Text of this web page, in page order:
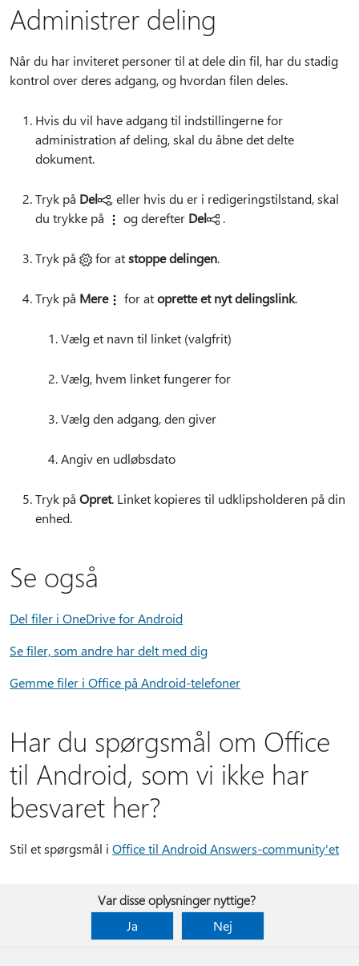
Administrer deling
Når du har inviteret personer til at dele din fil, har du stadig
kontrol over deres adgang, og hvordan filen deles.
Hvis du vil have adgang til indstillingerne for
administration af deling, skal du åbne det delte
dokument.
Tryk på Del
, eller hvis du er i redigeringstilstand, skal
du trykke på
og derefter Del .
Tryk på for atstoppe delingen.
Tryk på Mere for atoprette et nyt delingslink.
Vælg et navn til linket (valgfrit)
Vælg, hvem linket fungerer for
Vælg den adgang, den giver
Angiv en udløbsdato
Tryk på Opret. Linket kopieres til udklipsholderen på din
enhed.
Se også
Del filer i OneDrive for Android
Se filer, som andre har delt med dig
Gemme filer i Office på Android-telefoner
Har du spørgsmål om Office
til Android, som vi ikke har
besvaret her?
Stil et spørgsmål i Office til Android Answers-community'et
Var disse oplysninger nyttige?
Ja
Nej